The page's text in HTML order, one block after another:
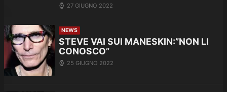
27 GIUGNO 2022
NEWS
STEVE VAI SUI MANESKIN:”NON LI
CONOSCO”
25 GIUGNO 2022